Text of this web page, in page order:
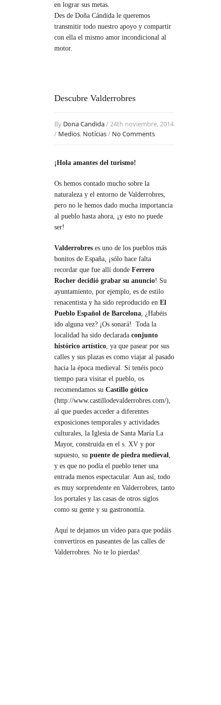
en lograr sus metas.
Des de Doña Cándida le queremos
transmitir todo nuestro apoyo y compartir
con ella el mismo amor incondicional al
motor.
Descubre Valderrobres
By Dona Candida/ 24th noviembre, 2014
/ Medios, Notícias/ No Comments
¡Hola amantes del turismo!
Os hemos contado mucho sobre la
naturaleza y el entorno de Valderrobres,
pero no le hemos dado mucha importancia
al pueblo hasta ahora, ¡y esto no puede
ser!
Valderrobres es uno de los pueblos más
bonitos de España, ¡sólo hace falta
recordar que fue allí donde Ferrero
Rocher decidió grabar su anuncio! Su
ayuntamiento, por ejemplo, es de estilo
renacentista y ha sido reproducido en El
Pueblo Español de Barcelona, ¿Habéis
ido alguna vez? ¡Os sonará! Toda la
localidad ha sido declarada conjunto
histórico artístico, ya que pasear por sus
calles y sus plazas es como viajar al pasado
hacia la época medieval. Si tenéis poco
tiempo para visitar el pueblo, os
recomendamos su Castillo gótico
(http://www.castillodevalderrobres.com/),
al que puedes acceder a diferentes
exposiciones temporales y actividades
culturales, la Iglesia de Santa María La
Mayor, construida en el s. XV y por
supuesto, su puente de piedra medieval,
y es que no podía el pueblo tener una
entrada menos espectacular. Aun así, todo
es muy sorprendente en Valderrobres, tanto
los portales y las casas de otros siglos
como su gente y su gastronomía.
Aquí te dejamos un vídeo para que podáis
convertiros en paseantes de las calles de
Valderrobres. No te lo pierdas!